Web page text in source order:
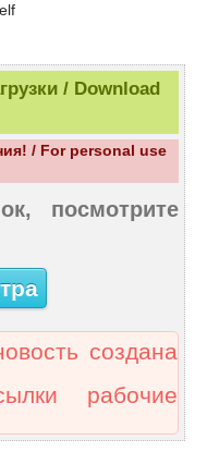
/ Download
/ For personal use
посмотрите
создана
рабочие